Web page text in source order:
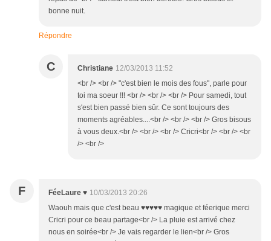
bonne nuit.
Répondre
C Christiane 12/03/2013 11:52
<br /> <br /> "c'est bien le mois des fous", parle pour
toi ma soeur !!! <br /> <br /> <br /> Pour samedi, tout
s'est bien passé bien sûr. Ce sont toujours des
moments agréables....<br /> <br /> <br /> Gros bisous
à vous deux.<br /> <br /> <br /> Cricri<br /> <br /> <br
/> <br />
F FéeLaure ♥ 10/03/2013 20:26
Waouh mais que c'est beau ♥♥♥♥♥ magique et féerique merci
Cricri pour ce beau partage<br /> La pluie est arrivé chez
nous en soirée<br /> Je vais regarder le lien<br /> Gros